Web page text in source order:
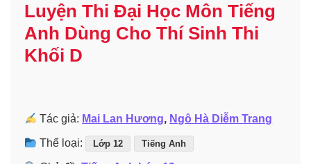
Luyện Thi Đại Học Môn Tiếng
Anh Dùng Cho Thí Sinh Thi
Khối D
Tác giả: Mai Lan Hương, Ngô Hà Diễm Trang
Thể loại: Lớp 12 Tiếng Anh